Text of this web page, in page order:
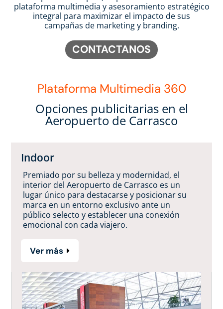
tu marca
publicidad en los aeropuertos
tomadores de decisiones
publicidad en aeropuertos con
marcas de alta calidad
tu marca
publicidad en los aeropuertos
tomadores de decisiones
publicidad en aeropuertos con
marcas de alta calidad
tu marca
publicidad en los aeropuertos
tomadores de decisiones
publicidad en aeropuertos con
marcas de alta calidad
plataforma multimedia y asesoramiento estratégico
integral para maximizar el impacto de sus
campañas de marketing y branding.
CONTACTANOS
Plataforma Multimedia 360
Opciones publicitarias en el
Aeropuerto de Carrasco
Indoor
Premiado por su belleza y modernidad, el
interior del Aeropuerto de Carrasco es un
lugar único para destacarse y posicionar su
marca en un entorno exclusivo ante un
público selecto y establecer una conexión
emocional con cada viajero.
Ver más